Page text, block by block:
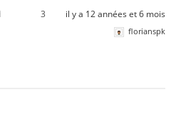
3 il y a 12 années et 6 mois
florianspk